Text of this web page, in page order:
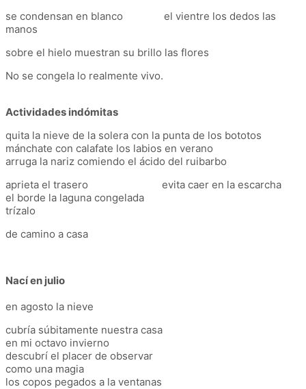
se condensan en blanco el vientre los dedos las
manos
sobre el hielo muestran su brillo las flores
No se congela lo realmente vivo.
Actividades indómitas
quita la nieve de la solera con la punta de los bototos
mánchate con calafate los labios en verano
arruga la nariz comiendo el ácido del ruibarbo
aprieta el trasero evita caer en la escarcha
el borde la laguna congelada
trízalo
de camino a casa
Nací en julio
en agosto la nieve
cubría súbitamente nuestra casa
en mi octavo invierno
descubrí el placer de observar
como una magia
los copos pegados a la ventanas